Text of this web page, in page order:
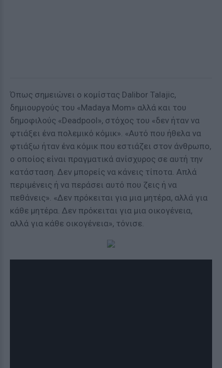
Όπως σημειώνει ο κομίστας Dalibor Talajic,
δημιουργούς του «Madaya Mom» αλλά και του
δημοφιλούς «Deadpool», στόχος του «δεν ήταν να
φτιάξει ένα πολεμικό κόμικ». «Αυτό που ήθελα να
φτιάξω ήταν ένα κόμικ που εστιάζει στον άνθρωπο,
ο οποίος είναι πραγματικά ανίσχυρος σε αυτή την
κατάσταση. Δεν μπορείς να κάνεις τίποτα. Απλά
περιμένεις ή να περάσει αυτό που ζεις ή να
πεθάνεις». «Δεν πρόκειται για μια μητέρα, αλλά για
κάθε μητέρα. Δεν πρόκειται για μια οικογένεια,
αλλά για κάθε οικογένεια», τόνισε.